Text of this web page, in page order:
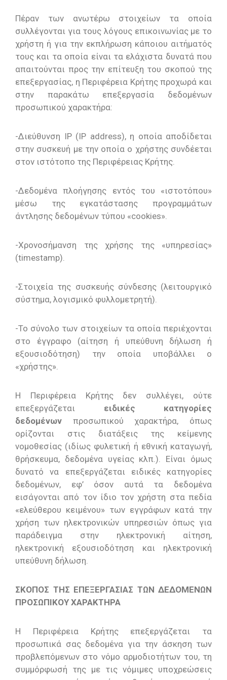
Πέραν των ανωτέρω στοιχείων τα οποία
συλλέγονται για τους λόγους επικοινωνίας με το
χρήστη ή για την εκπλήρωση κάποιου αιτήματός
τους και τα οποία είναι τα ελάχιστα δυνατά που
απαιτούνται προς την επίτευξη του σκοπού της
επεξεργασίας, η Περιφέρεια Κρήτης προχωρά και
στην παρακάτω επεξεργασία δεδομένων
προσωπικού χαρακτήρα:
-Διεύθυνση IP (IP address), η οποία αποδίδεται
στην συσκευή με την οποία ο χρήστης συνδέεται
στον ιστότοπο της Περιφέρειας Κρήτης.
-Δεδομένα πλοήγησης εντός του «ιστοτόπου»
μέσω της εγκατάστασης προγραμμάτων
άντλησης δεδομένων τύπου «cookies».
-Χρονοσήμανση της χρήσης της «υπηρεσίας»
(timestamp).
-Στοιχεία της συσκευής σύνδεσης (λειτουργικό
σύστημα, λογισμικό φυλλομετρητή).
-Το σύνολο των στοιχείων τα οποία περιέχονται
στο έγγραφο (αίτηση ή υπεύθυνη δήλωση ή
εξουσιοδότηση) την οποία υποβάλλει ο
«χρήστης».
Η Περιφέρεια Κρήτης δεν συλλέγει, ούτε
επεξεργάζεται ειδικές κατηγορίες
δεδομένων προσωπικού χαρακτήρα, όπως
ορίζονται στις διατάξεις της κείμενης
νομοθεσίας (ιδίως φυλετική ή εθνική καταγωγή,
θρήσκευμα, δεδομένα υγείας κλπ.). Είναι όμως
δυνατό να επεξεργάζεται ειδικές κατηγορίες
δεδομένων, εφ’ όσον αυτά τα δεδομένα
εισάγονται από τον ίδιο τον χρήστη στα πεδία
«ελεύθερου κειμένου» των εγγράφων κατά την
χρήση των ηλεκτρονικών υπηρεσιών όπως για
παράδειγμα στην ηλεκτρονική αίτηση,
ηλεκτρονική εξουσιοδότηση και ηλεκτρονική
υπεύθυνη δήλωση.
ΣΚΟΠΟΣ ΤΗΣ ΕΠΕΞΕΡΓΑΣΙΑΣ ΤΩΝ ΔΕΔΟΜΕΝΩΝ
ΠΡΟΣΩΠΙΚΟΥ ΧΑΡΑΚΤΗΡΑ
Η Περιφέρεια Κρήτης επεξεργάζεται τα
προσωπικά σας δεδομένα για την άσκηση των
προβλεπόμενων στο νόμο αρμοδιοτήτων του, τη
συμμόρφωσή της με τις νόμιμες υποχρεώσεις